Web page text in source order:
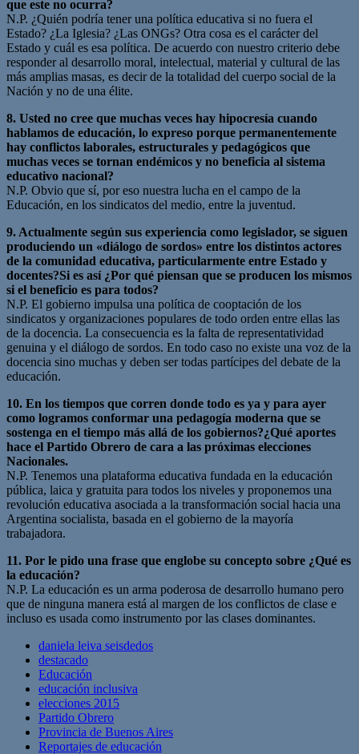
que este no ocurra?
N.P. ¿Quién podría tener una política educativa si no fuera el
Estado? ¿La Iglesia? ¿Las ONGs? Otra cosa es el carácter del
Estado y cuál es esa política. De acuerdo con nuestro criterio debe
responder al desarrollo moral, intelectual, material y cultural de las
más amplias masas, es decir de la totalidad del cuerpo social de la
Nación y no de una élite.
8. Usted no cree que muchas veces hay hipocresía cuando
hablamos de educación, lo expreso porque permanentemente
hay conflictos laborales, estructurales y pedagógicos que
muchas veces se tornan endémicos y no beneficia al sistema
educativo nacional?
N.P. Obvio que sí, por eso nuestra lucha en el campo de la
Educación, en los sindicatos del medio, entre la juventud.
9. Actualmente según sus experiencia como legislador, se siguen
produciendo un «diálogo de sordos» entre los distintos actores
de la comunidad educativa, particularmente entre Estado y
docentes?Si es así ¿Por qué piensan que se producen los mismos
si el beneficio es para todos?
N.P. El gobierno impulsa una política de cooptación de los
sindicatos y organizaciones populares de todo orden entre ellas las
de la docencia. La consecuencia es la falta de representatividad
genuina y el diálogo de sordos. En todo caso no existe una voz de la
docencia sino muchas y deben ser todas partícipes del debate de la
educación.
10. En los tiempos que corren donde todo es ya y para ayer
como logramos conformar una pedagogía moderna que se
sostenga en el tiempo más allá de los gobiernos?¿Qué aportes
hace el Partido Obrero de cara a las próximas elecciones
Nacionales.
N.P. Tenemos una plataforma educativa fundada en la educación
pública, laica y gratuita para todos los niveles y proponemos una
revolución educativa asociada a la transformación social hacia una
Argentina socialista, basada en el gobierno de la mayoría
trabajadora.
11. Por le pido una frase que englobe su concepto sobre ¿Qué es
la educación?
N.P. La educación es un arma poderosa de desarrollo humano pero
que de ninguna manera está al margen de los conflictos de clase e
incluso es usada como instrumento por las clases dominantes.
daniela leiva seisdedos
destacado
Educación
educación inclusiva
elecciones 2015
Partido Obrero
Provincia de Buenos Aires
Reportajes de educación